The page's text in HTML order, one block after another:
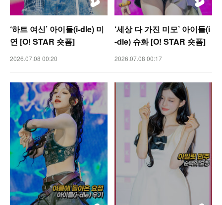
‘하트 여신’ 아이들(i-dle) 미
연 [O! STAR 숏폼]
2026.07.08 00:20
‘세상 다 가진 미모’ 아이들(i
-dle) 슈화 [O! STAR 숏폼]
2026.07.08 00:17